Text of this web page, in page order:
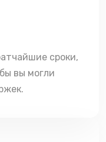
сроки,
вы могли